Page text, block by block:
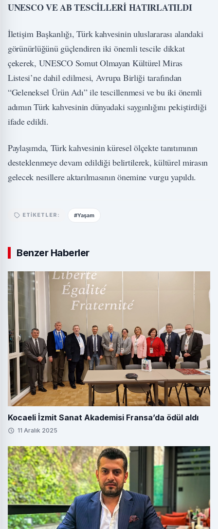
UNESCO VE AB TESCİLLERİ HATIRLATILDI
İletişim Başkanlığı, Türk kahvesinin uluslararası alandaki
görünürlüğünü güçlendiren iki önemli tescile dikkat
çekerek, UNESCO Somut Olmayan Kültürel Miras
Listesi’ne dahil edilmesi, Avrupa Birliği tarafından
“Geleneksel Ürün Adı” ile tescillenmesi ve bu iki önemli
adımın Türk kahvesinin dünyadaki saygınlığını pekiştirdiği
ifade edildi.
Paylaşımda, Türk kahvesinin küresel ölçekte tanıtımının
desteklenmeye devam edildiği belirtilerek, kültürel mirasın
gelecek nesillere aktarılmasının önemine vurgu yapıldı.
ETIKETLER: #Yaşam
Benzer Haberler
Kocaeli İzmit Sanat Akademisi Fransa’da ödül aldı
11 Aralık 2025